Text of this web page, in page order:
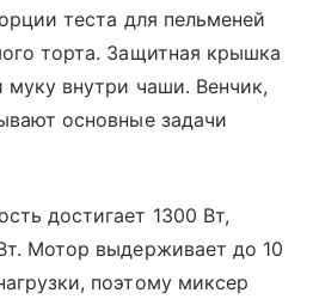
теста для пельменей
торта. Защитная крышка
внутри чаши. Венчик,
основные задачи
достигает 1300 Вт,
Мотор выдерживает до 10
поэтому миксер